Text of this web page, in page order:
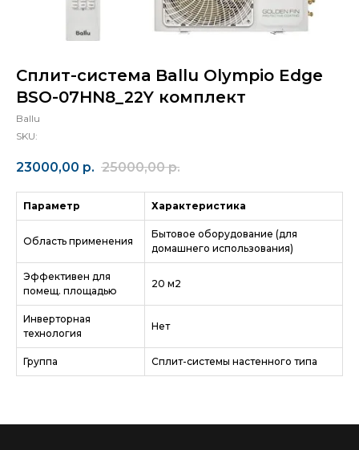
Сплит-система Ballu Olympio Edge
BSO-07HN8_22Y комплект
Ballu
SKU:
23000,00 р. 25000,00 р.
Параметр Характеристика
Область применения
Бытовое оборудование (для
домашнего использования)
Эффективен для
помещ. площадью
20 м2
Инверторная
технология
Нет
Группа Сплит-системы настенного типа